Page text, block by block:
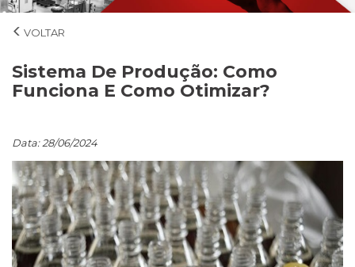
Notícias
Sistema De Produção: Como
Funciona E Como Otimizar?
Data: 28/06/2024